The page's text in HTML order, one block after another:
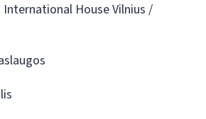
International House Vilnius /